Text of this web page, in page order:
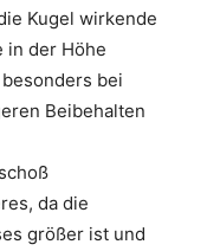
Kugel wirkende
in der Höhe
bei
Beibehalten
da die
größer ist und